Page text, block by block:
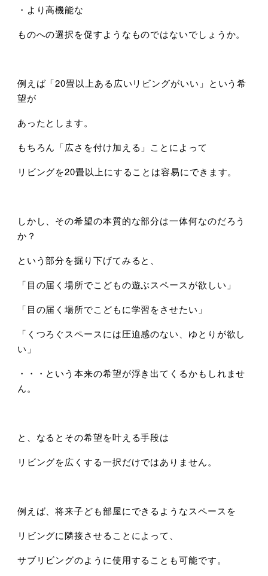
・より高機能な
ものへの選択を促すようなものではないでしょうか。
例えば「20畳以上ある広いリビングがいい」という希
望が
あったとします。
もちろん「広さを付け加える」ことによって
リビングを20畳以上にすることは容易にできます。
しかし、その希望の本質的な部分は一体何なのだろう
か？
という部分を掘り下げてみると、
「目の届く場所でこどもの遊ぶスペースが欲しい」
「目の届く場所でこどもに学習をさせたい」
「くつろぐスペースには圧迫感のない、ゆとりが欲し
い」
・・・という本来の希望が浮き出てくるかもしれませ
ん。
と、なるとその希望を叶える手段は
リビングを広くする一択だけではありません。
例えば、将来子ども部屋にできるようなスペースを
リビングに隣接させることによって、
サブリビングのように使用することも可能です。